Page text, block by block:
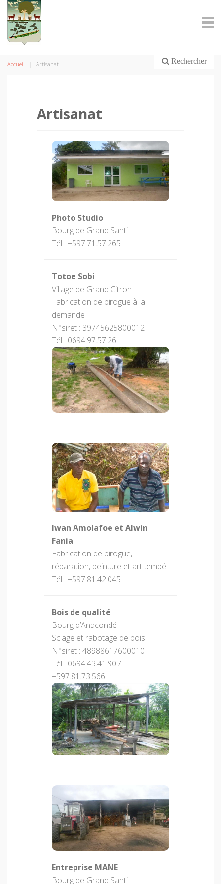
Rechercher
Accueil Artisanat
Artisanat
Photo Studio
Bourg de Grand Santi
Tél : +597.71.57.265
Totoe Sobi
Village de Grand Citron
Fabrication de pirogue à la
demande
N°siret : 39745625800012
Tél : 0694.97.57.26
Iwan Amolafoe et Alwin
Fania
Fabrication de pirogue,
réparation, peinture et art tembé
Tél : +597.81.42.045
Bois de qualité
Bourg d’Anacondé
Sciage et rabotage de bois
N°siret : 48988617600010
Tél : 0694.43.41.90 /
+597.81.73.566
Entreprise MANE
Bourg de Grand Santi